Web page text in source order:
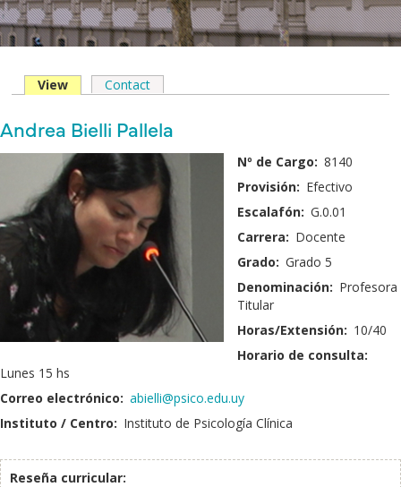
Solapas
principales
View (solapaContact
Nombre
y
Apellido:
Andrea Bielli Pallela
Fotografía: Nº de Cargo: 8140
Provisión: Efectivo
Escalafón: G.0.01
Carrera: Docente
Grado: Grado 5
Denominación: Profesora
Titular
Horas/Extensión: 10/40
Horario de consulta:
Lunes 15 hs
Correo electrónico: abielli@psico.edu.uy
Instituto / Centro: Instituto de Psicología Clínica
Reseña curricular: